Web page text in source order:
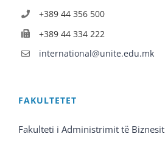
+389 44 356 500
+389 44 334 222
international@unite.edu.mk
FAKULTETET
Fakulteti i Administrimit të Biznesit